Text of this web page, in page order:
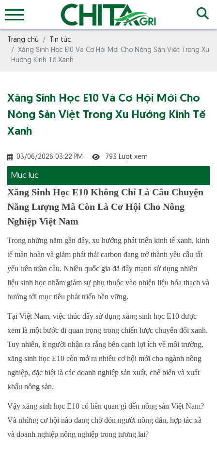
Trang chủ
Tin tức
Xăng Sinh Học E10 Và Cơ Hội Mới Cho Nông Sản Việt Trong Xu
Hướng Kinh Tế Xanh
Xăng Sinh Học E10 Và Cơ Hội Mới Cho
Nông Sản Việt Trong Xu Hướng Kinh Tế
Xanh
03/06/2026 03:22 PM 793 Lượt xem
Mục lục
Xăng Sinh Học E10 Không Chỉ Là Câu Chuyện
Năng Lượng Mà Còn Là Cơ Hội Cho Nông
Nghiệp Việt Nam
Trong những năm gần đây, xu hướng phát triển kinh tế xanh, kinh
tế tuần hoàn và giảm phát thải carbon đang trở thành yêu cầu tất
yếu trên toàn cầu. Nhiều quốc gia đã đẩy mạnh sử dụng nhiên
liệu sinh học nhằm giảm sự phụ thuộc vào nhiên liệu hóa thạch và
hướng tới mục tiêu phát triển bền vững.
Tại Việt Nam, việc thúc đẩy sử dụng xăng sinh học E10 được
xem là một bước đi quan trọng trong chiến lược chuyển đổi xanh.
Tuy nhiên, ít người nhận ra rằng bên cạnh lợi ích về môi trường,
xăng sinh học E10 còn mở ra nhiều cơ hội mới cho ngành nông
nghiệp, đặc biệt là các doanh nghiệp sản xuất, chế biến và xuất
khẩu nông sản.
Vậy xăng sinh học E10 có liên quan gì đến nông sản Việt Nam?
Và những cơ hội nào đang chờ đón người nông dân, hợp tác xã
và doanh nghiệp nông nghiệp trong tương lai?